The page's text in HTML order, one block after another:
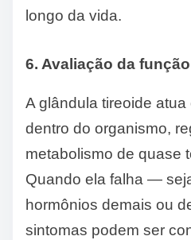
longo da vida.
6. Avaliação da
A glândula tireoide
dentro do organismo,
metabolismo de quase
Quando ela falha —
hormônios demais ou
sintomas podem ser